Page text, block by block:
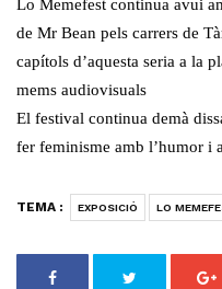
Lo Memefest continua avui
de Mr Bean pels carrers de
capítols d’aquesta seria a la
mems audiovisuals
El festival continua demà
fer feminisme amb l’humor i
TEMA : EXPOSICIÓ LO